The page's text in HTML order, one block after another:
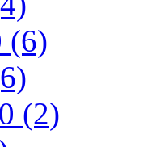
(6)
(2)